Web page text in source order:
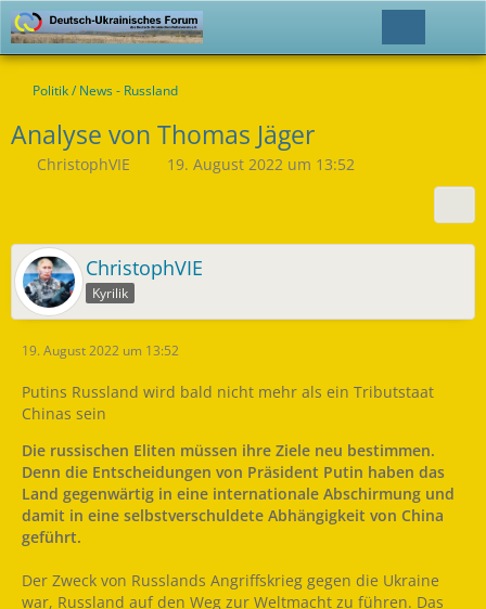
Politik / News - Russland
Analyse von Thomas Jäger
ChristophVIE 19. August 2022 um 13:52
ChristophVIE
Kyrilik
19. August 2022 um 13:52
Putins Russland wird bald nicht mehr als ein Tributstaat
Chinas sein
Die russischen Eliten müssen ihre Ziele neu bestimmen.
Denn die Entscheidungen von Präsident Putin haben das
Land gegenwärtig in eine internationale Abschirmung und
damit in eine selbstverschuldete Abhängigkeit von China
geführt.
Der Zweck von Russlands Angriffskrieg gegen die Ukraine
war, Russland auf den Weg zur Weltmacht zu führen. Das